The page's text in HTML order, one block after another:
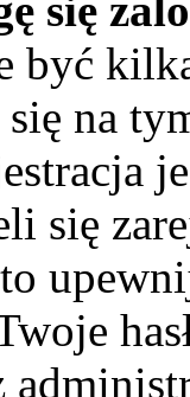
się
być
się na
się